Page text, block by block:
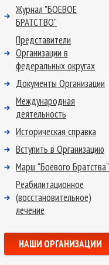
Журнал "БОЕВОЕ
БРАТСТВО"
Представители
Организации в
федеральных округах
Документы Организации
Международная
деятельность
Историческая справка
Вступить в Организацию
Марш "Боевого Братства"
Реабилитационное
(восстановительное)
лечение
НАШИ ОРГАНИЗАЦИИ